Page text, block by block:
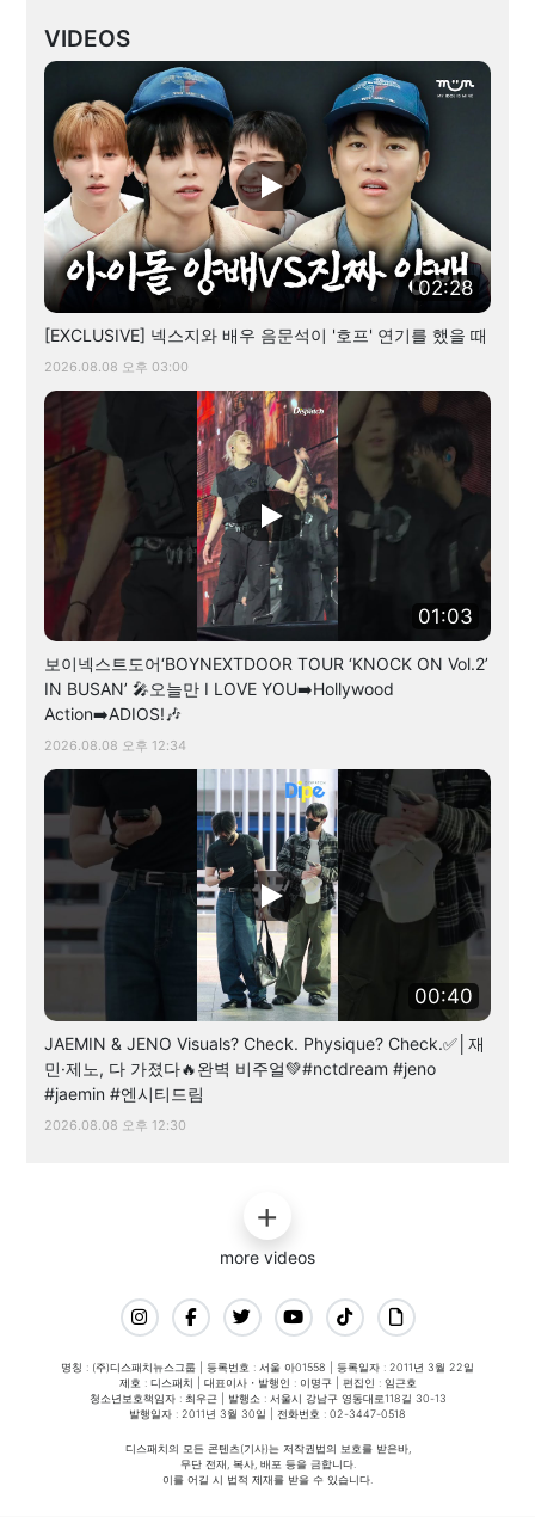
VIDEOS
02:28
[EXCLUSIVE] 넥스지와 배우 음문석이 '호프' 연기를 했을 때
2026.08.08 오후 03:00
01:03
보이넥스트도어‘BOYNEXTDOOR TOUR ‘KNOCK ON Vol.2’
IN BUSAN’ 🎤오늘만 I LOVE YOU➡️Hollywood
Action➡️ADIOS!🎶
2026.08.08 오후 12:34
00:40
JAEMIN & JENO Visuals? Check. Physique? Check.✅│재
민·제노, 다 가졌다🔥완벽 비주얼💚#nctdream #jeno
#jaemin #엔시티드림
2026.08.08 오후 12:30
more videos
명칭 : (주)디스패치뉴스그룹 | 등록번호 : 서울 아01558 | 등록일자 : 2011년 3월 22일
제호 : 디스패치 | 대표이사・발행인 : 이명구 | 편집인 : 임근호
청소년보호책임자 : 최우근 | 발행소 : 서울시 강남구 영동대로118길 30-13
발행일자 : 2011년 3월 30일 | 전화번호 : 02-3447-0518
디스패치의 모든 콘텐츠(기사)는 저작권법의 보호를 받은바,
무단 전재, 복사, 배포 등을 금합니다.
이를 어길 시 법적 제재를 받을 수 있습니다.